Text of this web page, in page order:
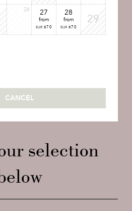
26 27
from
EUR 670
28
from
EUR 670
29
CANCEL
selection